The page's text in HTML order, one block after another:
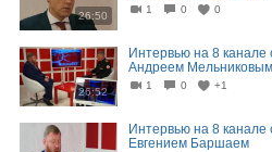
26:50
1 0 0
26:52
Интервью на 8
Андреем Мельниковым
1 0 +1
Интервью на 8
Евгением Баршаем